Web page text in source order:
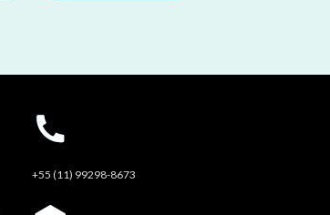
+55 (11) 99298-8673